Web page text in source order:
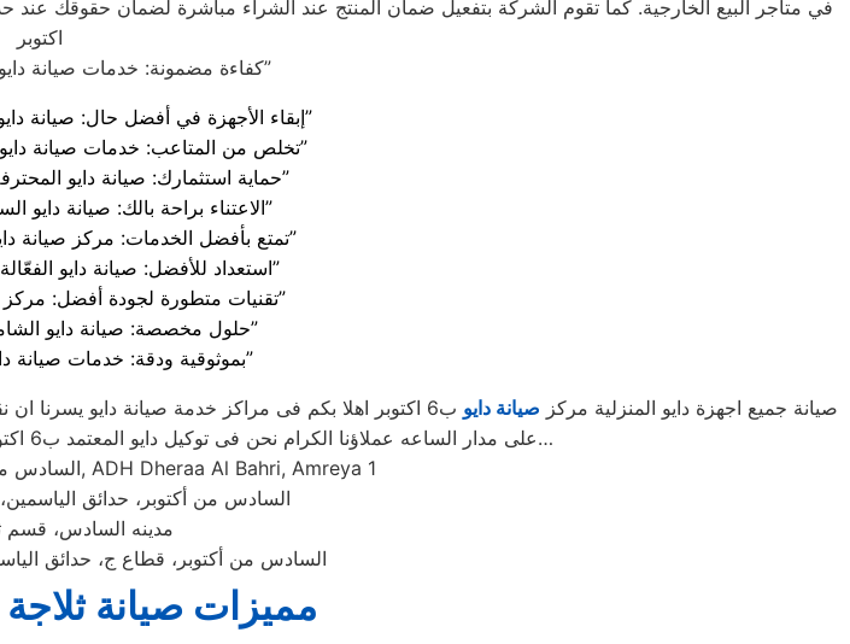
اكتوبر
.كفاءة مضمونة: خدمات صيانة دايو الاحترافية في 6 اكتوبر”
“إبقاء الأجهزة في أفضل حال: صيانة دايو الموثوقة في 6 اكتوبر”
“تخلص من المتاعب: خدمات صيانة دايو الممتازة في 6 اكتوبر”
“حماية استثمارك: صيانة دايو المحترفة تصل إلى 6 اكتوبر”
“الاعتناء براحة بالك: صيانة دايو السلسة في 6 اكتوبر”
“تمتع بأفضل الخدمات: مركز صيانة دايو الرائد في 6 اكتوبر”
“استعداد للأفضل: صيانة دايو الفعّالة تصل إلى 6 اكتوبر”
“تقنيات متطورة لجودة أفضل: مركز صيانة دايو 6 اكتوبر”
“حلول مخصصة: صيانة دايو الشاملة في 6 اكتوبر”
“بموثوقية ودقة: خدمات صيانة دايو في 6 اكتوبر”
صيانة جميع اجهزة دايو المنزلية مركز صيانة دايو
ب6 اكتوبر اهلا بكم فى مراكز خدمة صيانة دايو
على مدار الساعه عملاؤنا الكرام نحن فى توكيل دايو المعتمد ب6 اكتوبر اتصل بنا على الخط الساخن لصيانة غسالات دايو اتصل بنا…
السادس من اكتوبر الحي الثامن المجاورة الاولي, ADH Dheraa Al Bahri, Amreya 1
السادس من أكتوبر، حدائق الياسمين،
مدينه السادس، قسم ثان 6
السادس من أكتوبر، قطاع ج، حدائق
مميزات صيانة ثلاجة دايو